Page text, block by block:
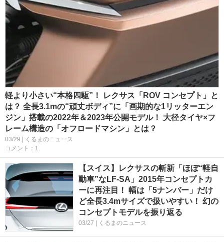
軽より小さい“本格四駆”！ レクサス「ROV コンセプト」と
は？ 全長3.1mの“頑丈ボディ”に「画期的な1リッターエン
ジン」搭載の2022年＆2023年公開モデル！ 大径タイヤ×フ
レーム構造の「オフロードマシン」とは？
03/29 | くるまのニュース
コメント：1
【スイス】レクサスの斬新「ほぼ“軽自
動車”なLF-SA」2015年コンセプトカ
ーに再注目！ 幅は「5ナンバー」だけ
ど全長3.4mサイズで扱いやすい！ 幻の
コンセプトモデルを振り返る
03/27 | くるまのニュース